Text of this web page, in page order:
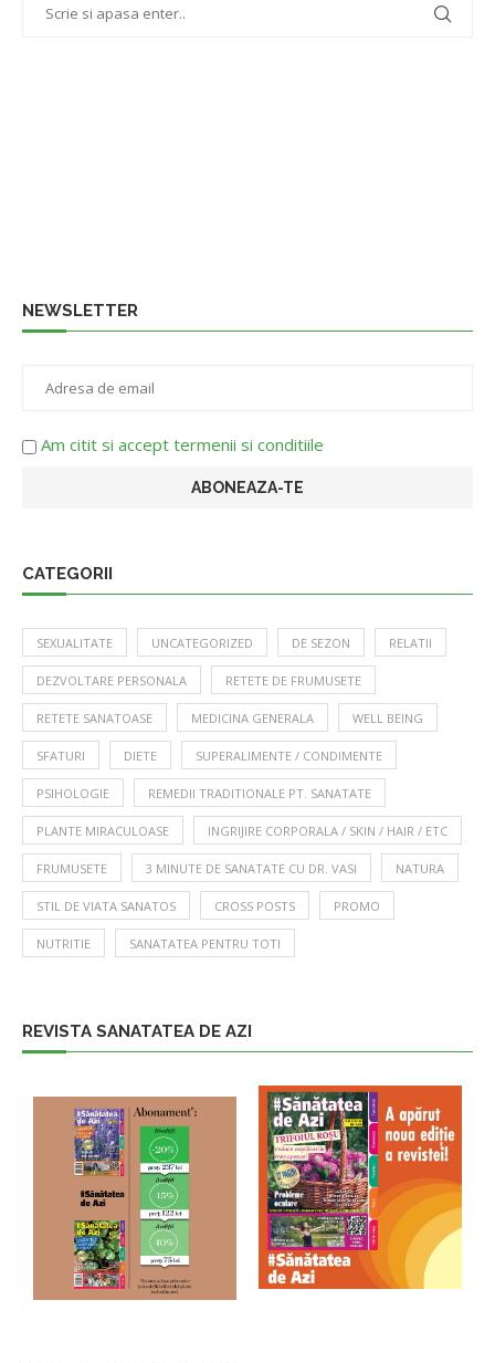
NEWSLETTER
Am citit si accept termenii si conditiile
CATEGORII
SEXUALITATE UNCATEGORIZED DE SEZON RELATII
DEZVOLTARE PERSONALA RETETE DE FRUMUSETE
RETETE SANATOASE MEDICINA GENERALA WELL BEING
SFATURI DIETE SUPERALIMENTE / CONDIMENTE
PSIHOLOGIE REMEDII TRADITIONALE PT. SANATATE
PLANTE MIRACULOASE INGRIJIRE CORPORALA / SKIN / HAIR / ETC
FRUMUSETE 3 MINUTE DE SANATATE CU DR. VASI NATURA
STIL DE VIATA SANATOS CROSS POSTS PROMO
NUTRITIE SANATATEA PENTRU TOTI
REVISTA SANATATEA DE AZI